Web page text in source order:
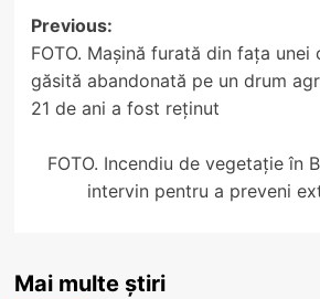
Post
navigation
Previous:
FOTO. Mașină furată din fața unei
găsită abandonată pe un drum
21 de ani a fost reținut
FOTO. Incendiu de vegetație în
intervin pentru a preveni
Mai multe știri